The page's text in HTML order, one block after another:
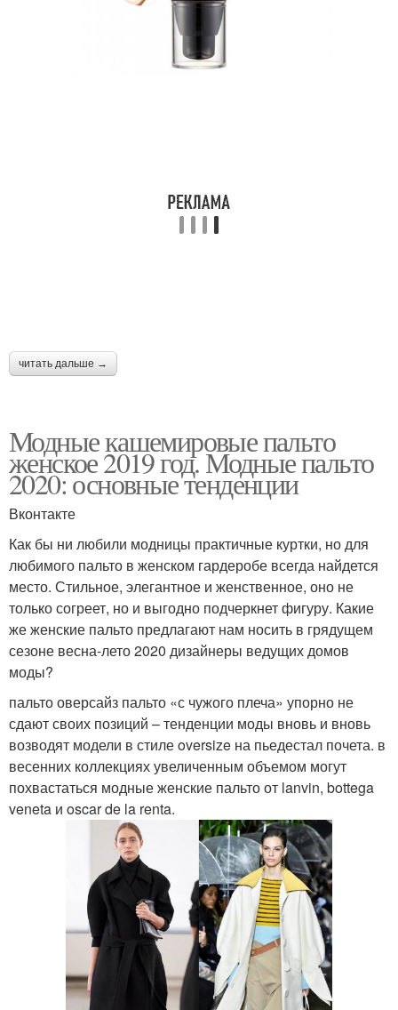
читать дальше →
Модные кашемировые пальто
женское 2019 год. Модные пальто
2020: основные тенденции
Вконтакте
Как бы ни любили модницы практичные куртки, но для
любимого пальто в женском гардеробе всегда найдется
место. Стильное, элегантное и женственное, оно не
только согреет, но и выгодно подчеркнет фигуру. Какие
же женские пальто предлагают нам носить в грядущем
сезоне весна-лето 2020 дизайнеры ведущих домов
моды?
пальто оверсайз пальто «с чужого плеча» упорно не
сдают своих позиций – тенденции моды вновь и вновь
возводят модели в стиле oversize на пьедестал почета. в
весенних коллекциях увеличенным объемом могут
похвастаться модные женские пальто от lanvin, bottega
veneta и oscar de la renta.